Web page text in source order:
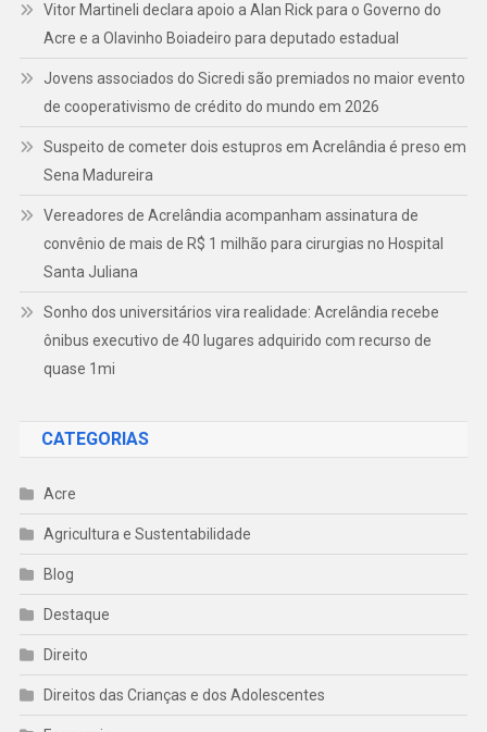
Vitor Martineli declara apoio a Alan Rick para o Governo do
Acre e a Olavinho Boiadeiro para deputado estadual
Jovens associados do Sicredi são premiados no maior evento
de cooperativismo de crédito do mundo em 2026
Suspeito de cometer dois estupros em Acrelândia é preso em
Sena Madureira
Vereadores de Acrelândia acompanham assinatura de
convênio de mais de R$ 1 milhão para cirurgias no Hospital
Santa Juliana
Sonho dos universitários vira realidade: Acrelândia recebe
ônibus executivo de 40 lugares adquirido com recurso de
quase 1mi
CATEGORIAS
Acre
Agricultura e Sustentabilidade
Blog
Destaque
Direito
Direitos das Crianças e dos Adolescentes